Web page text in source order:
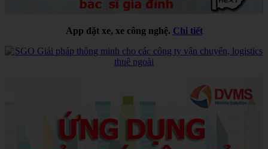
App đặt xe, xe công nghệ. Chi tiết